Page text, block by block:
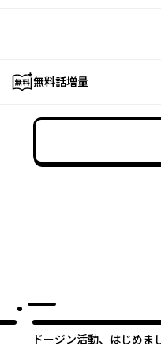
無料話増量
ドージン活動、はじめま